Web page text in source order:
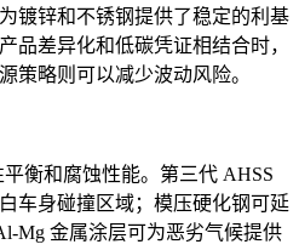
镀锌和不锈钢提供了稳定的利基
品差异化和低碳凭证相结合时，
策略则可以减少波动风险。
衡和腐蚀性能。第三代 AHSS
车身碰撞区域；模压硬化钢可延
Mg 金属涂层可为恶劣气候提供